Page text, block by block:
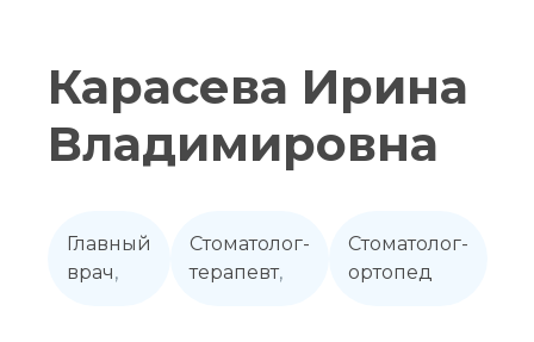
Карасева Ирина
Владимировна
Главный
врач,
Стоматолог-
терапевт,
Стоматолог-
ортопед